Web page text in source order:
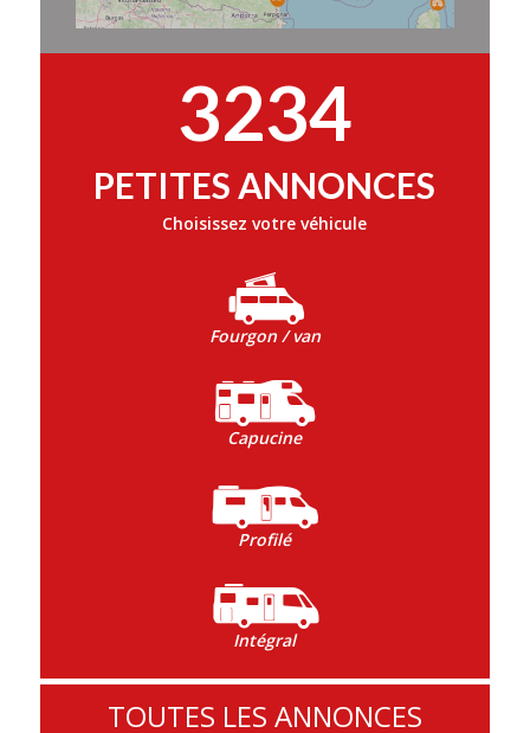
3234
PETITES ANNONCES
Choisissez votre véhicule
Fourgon / van
Capucine
Profilé
Intégral
TOUTES LES ANNONCES